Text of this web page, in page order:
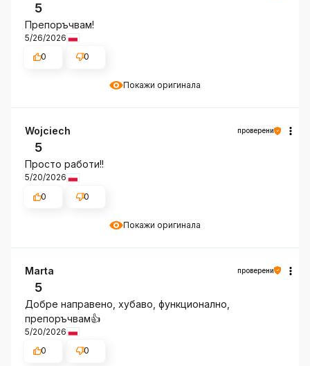
Покажи оригинала
5
Препоръчвам!
5/26/2026
0
0
Покажи оригинала
Wojciech проверени
5
Просто работи!!
5/20/2026
0
0
Marta проверени
5
Добре направено, хубаво, функционално,
препоръчвам👍️
5/20/2026
0
0